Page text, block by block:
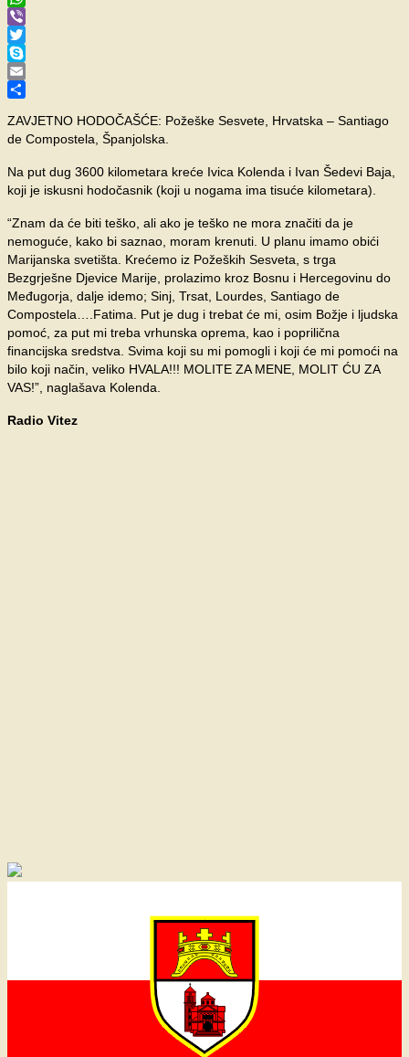
WhatsApp
Viber
Twitter
Skype
Email
ZAVJETNO HODOČAŠĆE: Požeške Sesvete, Hrvatska – Santiago
de Compostela, Španjolska.
Na put dug 3600 kilometara kreće Ivica Kolenda i Ivan Šedevi Baja,
koji je iskusni hodočasnik (koji u nogama ima tisuće kilometara).
“Znam da će biti teško, ali ako je teško ne mora značiti da je
nemoguće, kako bi saznao, moram krenuti. U planu imamo obići
Marijanska svetišta. Krećemo iz Požeških Sesveta, s trga
Bezgrješne Djevice Marije, prolazimo kroz Bosnu i Hercegovinu do
Međugorja, dalje idemo; Sinj, Trsat, Lourdes, Santiago de
Compostela….Fatima. Put je dug i trebat će mi, osim Božje i ljudska
pomoć, za put mi treba vrhunska oprema, kao i poprilična
financijska sredstva. Svima koji su mi pomogli i koji će mi pomoći na
bilo koji način, veliko HVALA!!! MOLITE ZA MENE, MOLIT ĆU ZA
VAS!”, naglašava Kolenda.
Radio Vitez